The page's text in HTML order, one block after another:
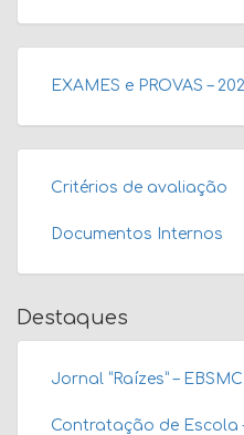
EXAMES e PROVAS –
Critérios de avaliação
Documentos Internos
Destaques
Jornal “Raízes” – EBSMC
Contratação de Escola